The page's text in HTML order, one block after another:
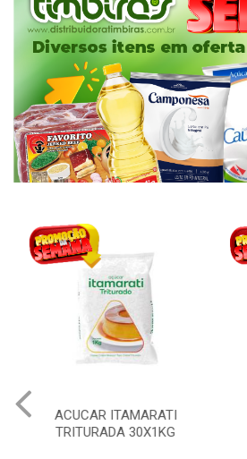
ACUCAR ITAMARATI
TRITURADA 30X1KG